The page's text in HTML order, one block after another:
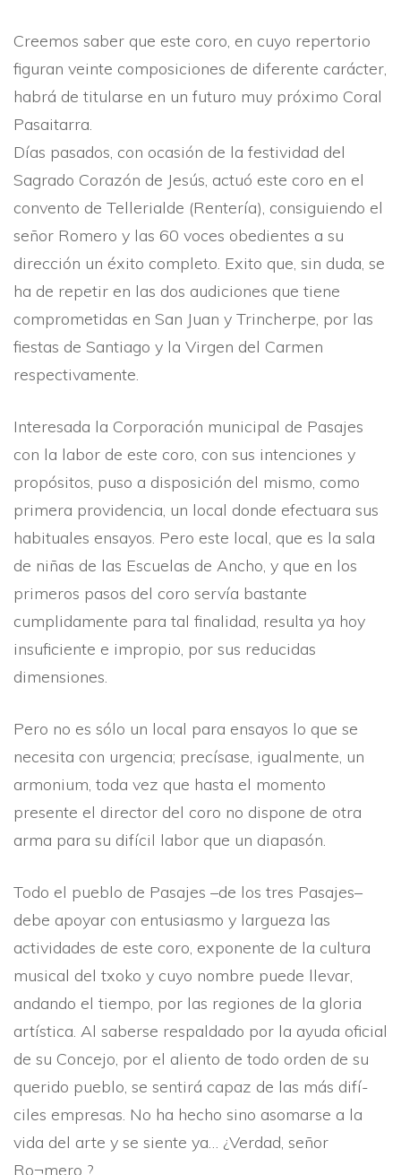
Creemos saber que este coro, en cuyo repertorio
figuran veinte composiciones de diferente carácter,
habrá de titularse en un futuro muy próximo Coral
Pasaitarra.
Dí­as pasados, con ocasión de la festividad del
Sagrado Corazón de Jesús, actuó este coro en el
convento de Tellerialde (Renterí­a), consiguiendo el
señor Romero y las 60 voces obedientes a su
dirección un éxito completo. Exito que, sin duda, se
ha de repetir en las dos audiciones que tiene
comprometidas en San Juan y Trincherpe, por las
fiestas de Santiago y la Virgen del Carmen
respectivamente.
Interesada la Corporación municipal de Pasajes
con la labor de este coro, con sus intenciones y
propósitos, puso a disposición del mismo, como
primera providencia, un local donde efectuara sus
habituales ensayos. Pero este local, que es la sala
de niñas de las Escuelas de Ancho, y que en los
primeros pasos del coro serví­a bastante
cumplidamente para tal finalidad, resulta ya hoy
insuficiente e impropio, por sus reducidas
dimensiones.
Pero no es sólo un local para ensayos lo que se
necesita con urgencia; precí­sase, igualmente, un
armonium, toda vez que hasta el momento
presente el director del coro no dispone de otra
arma para su difí­cil labor que un diapasón.
Todo el pueblo de Pasajes –de los tres Pasajes–
debe apoyar con entusiasmo y largueza las
actividades de este coro, exponente de la cultura
musical del txoko y cuyo nombre puede llevar,
andando el tiempo, por las regiones de la gloria
artí­stica. Al saberse respaldado por la ayuda oficial
de su Concejo, por el aliento de todo orden de su
querido pueblo, se sentirá capaz de las más difí­
ciles empresas. No ha hecho sino asomarse a la
vida del arte y se siente ya… ¿Verdad, señor
Ro¬mero ?